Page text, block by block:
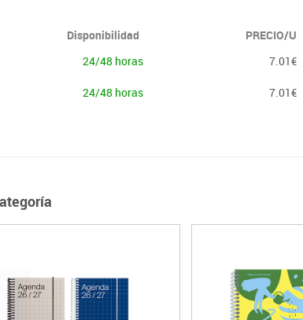
Disponibilidad PRECIO/U
24/48 horas 7.01€
24/48 horas 7.01€